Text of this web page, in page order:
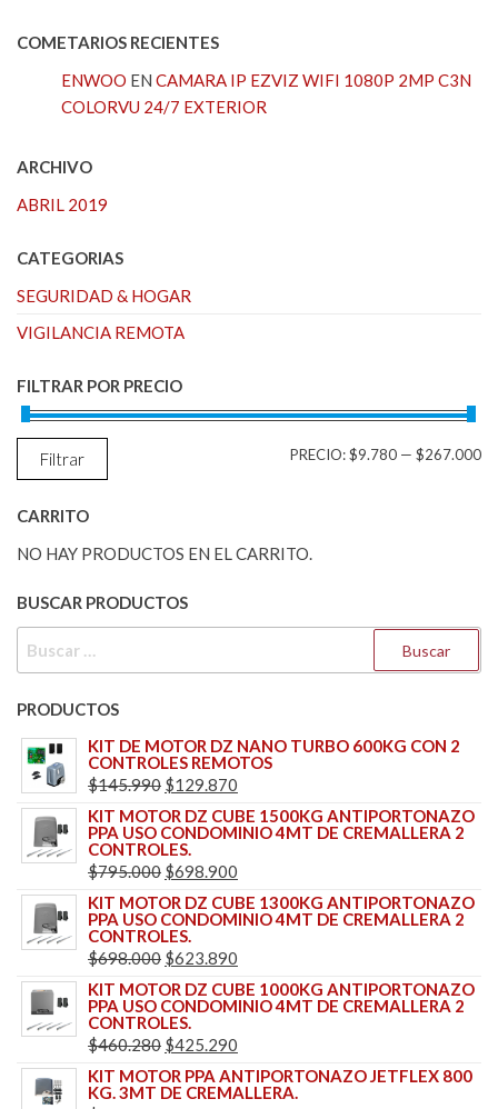
COMETARIOS RECIENTES
ENWOO EN CAMARA IP EZVIZ WIFI 1080P 2MP C3N
COLORVU 24/7 EXTERIOR
ARCHIVO
ABRIL 2019
CATEGORIAS
SEGURIDAD & HOGAR
VIGILANCIA REMOTA
FILTRAR POR PRECIO
Filtrar PRECIO:$9.780 — $267.000
CARRITO
NO HAY PRODUCTOS EN EL CARRITO.
BUSCAR PRODUCTOS
PRODUCTOS
KIT DE MOTOR DZ NANO TURBO 600KG CON 2
CONTROLES REMOTOS
$145.990 EL
PRECIO
ORIGINAL
ERA:
$129.870
PRECIO
ACTUAL
KIT MOTOR DZ CUBE 1500KG ANTIPORTONAZO
PPA USO CONDOMINIO 4MT DE CREMALLERA 2
CONTROLES.
$795.000 EL
PRECIO
ORIGINAL
ERA:
$698.900
PRECIO
ACTUAL
KIT MOTOR DZ CUBE 1300KG ANTIPORTONAZO
PPA USO CONDOMINIO 4MT DE CREMALLERA 2
CONTROLES.
$698.000 EL
PRECIO
ORIGINAL
ERA:
$623.890
PRECIO
ACTUAL
KIT MOTOR DZ CUBE 1000KG ANTIPORTONAZO
PPA USO CONDOMINIO 4MT DE CREMALLERA 2
CONTROLES.
$460.280 EL
PRECIO
ORIGINAL
$425.290
PRECIO
ACTUAL
KIT MOTOR PPA ANTIPORTONAZO JETFLEX 800
KG. 3MT DE CREMALLERA.